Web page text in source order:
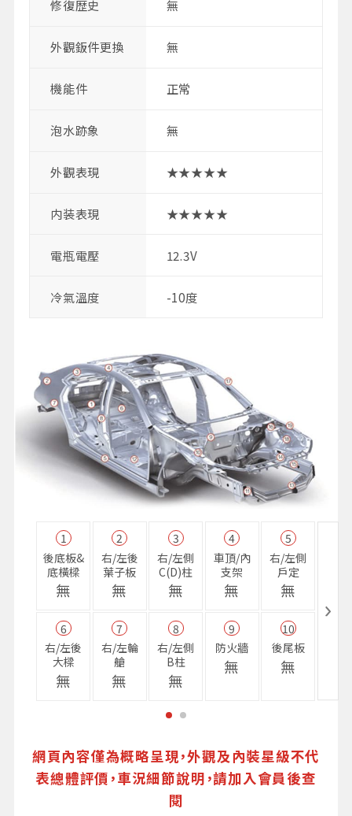
修復歴史 無
外觀鈑件更換 無
機能件 正常
泡水跡象 無
外觀表現 ★★★★★
内装表現 ★★★★★
電瓶電壓 12.3V
冷氣溫度 -10度
1
後底板&
底橫樑
無
2
右/左後
葉子板
無
3
右/左側
C(D)柱
無
4
車頂/內
支架
無
5
右/左側
戶定
無
6
右/左後
大樑
無
7
右/左輪
艙
無
8
右/左側
B柱
無
9
防火牆
無
10
後尾板
無
網頁內容僅為概略呈現，外觀及內裝星級不代
表總體評價，車況細節說明，請加入會員後查
閱